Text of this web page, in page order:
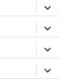
ouvrir
sous-
menu
ouvrir
le
sous-
menu
ouvrir
sous-
menu
ouvrir